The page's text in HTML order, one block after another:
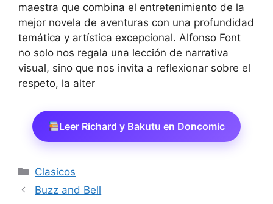
maestra que combina el entretenimiento de la
mejor novela de aventuras con una profundidad
temática y artística excepcional. Alfonso Font
no solo nos regala una lección de narrativa
visual, sino que nos invita a reflexionar sobre el
respeto, la alter
Leer Richard y Bakutu en Doncomic
Categorías
Clasicos
Buzz and Bell